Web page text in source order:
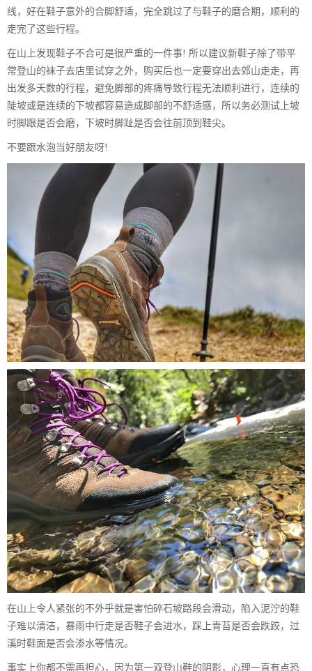
线，好在鞋子意外的合脚舒适，完全跳过了与鞋子的磨合期，顺利的
走完了这些行程。
在山上发现鞋子不合可是很严重的一件事! 所以建议新鞋子除了带平
常登山的袜子去店里试穿之外，购买后也一定要穿出去郊山走走，再
出发多天数的行程，避免脚部的疼痛导致行程无法顺利进行，连续的
陡坡或是连续的下坡都容易造成脚部的不舒适感，所以务必测试上坡
时脚跟是否会磨，下坡时脚趾是否会往前顶到鞋尖。
不要跟水泡当好朋友呀!
在山上令人紧张的不外乎就是害怕碎石坡路段会滑动，陷入泥泞的鞋
子难以清洁，暴雨中行走是否鞋子会进水，踩上青苔是否会跌跤，过
溪时鞋面是否会渗水等情况。
事实上你都不需再担心，因为第一双登山鞋的阴影，心理一直有点恐